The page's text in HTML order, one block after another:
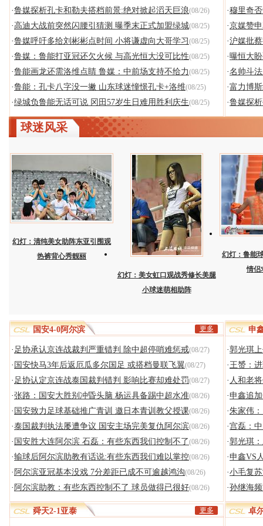
·鲁媒探析孔卡和勒夫搭档前景:绝对掀起滔天巨浪(08/26)
·高迪大战前突然闪腰引猜测 曝季末正式加盟绿城(08/25)
·鲁媒呼吁多给刘彬彬点时间 小将谦虚向大哥学习(08/25)
·鲁媒：鲁能打亚冠还欠火候 与高光恒大没可比性(08/25)
·鲁能画龙还需洛维点睛 鲁媒：中前场支持不给力(08/25)
·鲁能：孔卡八字没一撇 山东球迷憧憬孔卡+洛维(08/25)
·绿城负鲁能无话可说 冈田57岁生日难用胜利庆生(08/25)
·穆里奇
·京媒赞
·沪媒批
·曝恒大
·名帅斗
·富力博
·鲁媒探
球迷风采
幻灯：清纯美女助阵东亚引围观
热裤背心秀靓丽
幻灯：美女虹口观战秀修长美腿
小球迷萌相助阵
幻灯：鲁能
情侣
更多
国安4-0阿尔滨 申
· 足协承认京连战裁判严重错判 除中超停哨难惩戒(08/27)
· 国安快马3年后返厄瓜多尔国足 或搭档曼联飞翼(08/27)
· 足协认定京连战泰国裁判错判 影响比赛却难处罚(08/27)
·张路：国安大胜别冲昏头脑 杨运具备踢中超水准(08/26)
· 国安致力足球基础推广青训 邀日本青训教父授课(08/26)
·泰国裁判执法屡遭争议 国安主场完美复仇阿尔滨(08/26)
· 国安胜大连阿尔滨 石磊：有些东西我们控制不了(08/26)
·输球后阿尔滨助教有话说:有些东西我们难以掌控(08/26)
· 阿尔滨亚冠基本没戏 7分差距已成不可逾越鸿沟(08/26)
· 阿尔滨助教：有些东西控制不了 球员做得已很好(08/26)
·郭光琪
·王赟：
· 人和老
·申鑫追
·朱家伟
·宫磊：
·郭光琪
·申鑫VS
·小毛复
·孙继海
更多
舜天2-1亚泰 卓